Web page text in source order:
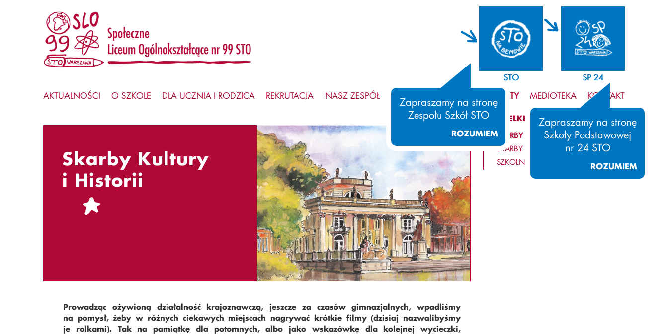
STO
Zapraszamy na stronę
Zespołu Szkół STO
ROZUMIEM
SP 24
Zapraszamy na stronę
Szkoły Podstawowej
nr 24 STO
ROZUMIEM
AKTUALNOŚCI O SZKOLE DLA UCZNIA I RODZICA REKRUTACJA NASZ ZESPÓŁ SAMORZĄD WIELKIE PROJEKTY MEDIOTEKA KONTAKT
Skarby Kultury
i Historii
Prowadząc ożywioną działalność krajoznawczą, jeszcze za czasów gimnazjalnych, wpadliśmy
na pomysł, żeby w różnych ciekawych miejscach nagrywać krótkie filmy (dzisiaj nazwalibyśmy
je rolkami). Tak na pamiątkę dla potomnych, albo jako wskazówkę dla kolejnej wycieczki,
WIELKIE PROJEKTY
SKARBY KULTURY I HISTORII
SKARBY NATURY
SZKOLNA GALERIA SZTUKI